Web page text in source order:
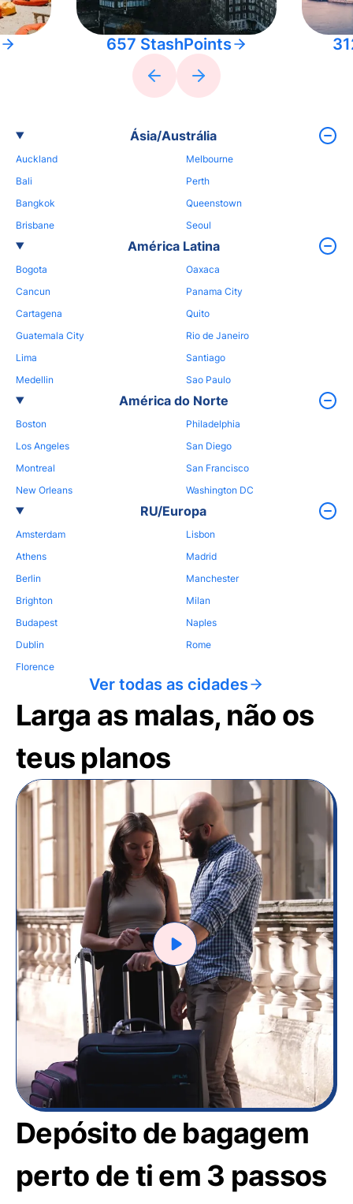
657 StashPoints
Ásia/Austrália
Auckland
Bali
Bangkok
Brisbane
Melbourne
Perth
Queenstown
Seoul
América Latina
Bogota
Cancun
Cartagena
Guatemala City
Lima
Medellin
Oaxaca
Panama City
Quito
Rio de Janeiro
Santiago
Sao Paulo
América do Norte
Boston
Los Angeles
Montreal
New Orleans
Philadelphia
San Diego
San Francisco
Washington DC
RU/Europa
Amsterdam
Athens
Berlin
Brighton
Budapest
Dublin
Florence
Lisbon
Madrid
Manchester
Milan
Naples
Rome
Ver todas as cidades
Larga as malas, não os
teus planos
Depósito de bagagem
perto de ti em 3 passos